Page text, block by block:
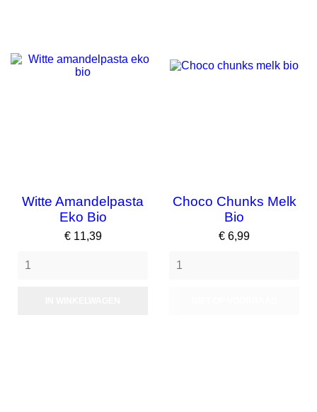
Witte Amandelpasta
Eko Bio
Prijs
€ 11,39
Choco Chunks Melk
Bio
Prijs
€ 6,99